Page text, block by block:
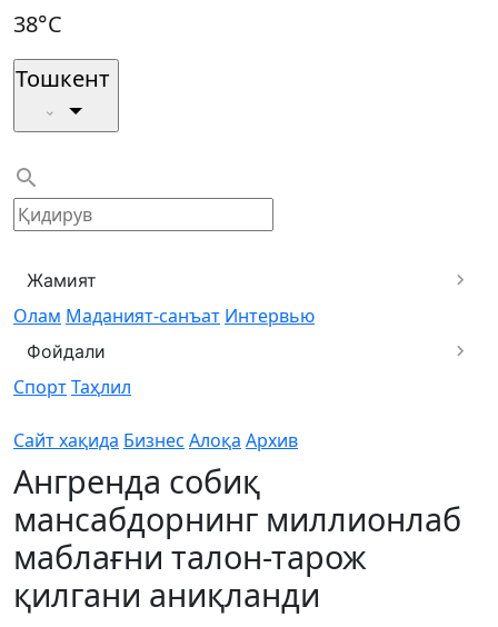
38°C
Тошкент
Жамият
Олам Маданият-санъат Интервью
Фойдали
СпортТаҳлил
Сайт хақида Бизнес Алоқа Архив
Ангренда собиқ
мансабдорнинг миллионлаб
маблағни талон-тарож
қилгани аниқланди